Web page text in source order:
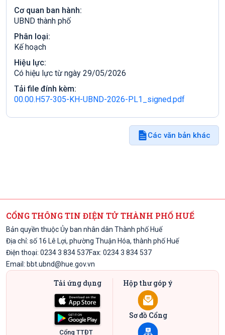
Cơ quan ban hành:
UBND thành phố
Phân loại:
Kế hoạch
Hiệu lực:
Có hiệu lực từ ngày 29/05/2026
Tải file đính kèm:
00.00.H57-305-KH-UBND-2026-PL1_signed.pdf
Các văn bản khác
CỔNG THÔNG TIN ĐIỆN TỬ THÀNH PHỐ HUẾ
Bản quyền thuộc Ủy ban nhân dân Thành phố Huế
Địa chỉ: số 16 Lê Lợi, phường Thuận Hóa, thành phố Huế
Điện thoại: 0234 3 834 537Fax: 0234 3 834 537
Email: bbt.ubnd@hue.gov.vn
Tải ứng dụng
Cổng TTĐT
Hộp thư góp ý
Sơ đồ Cổng